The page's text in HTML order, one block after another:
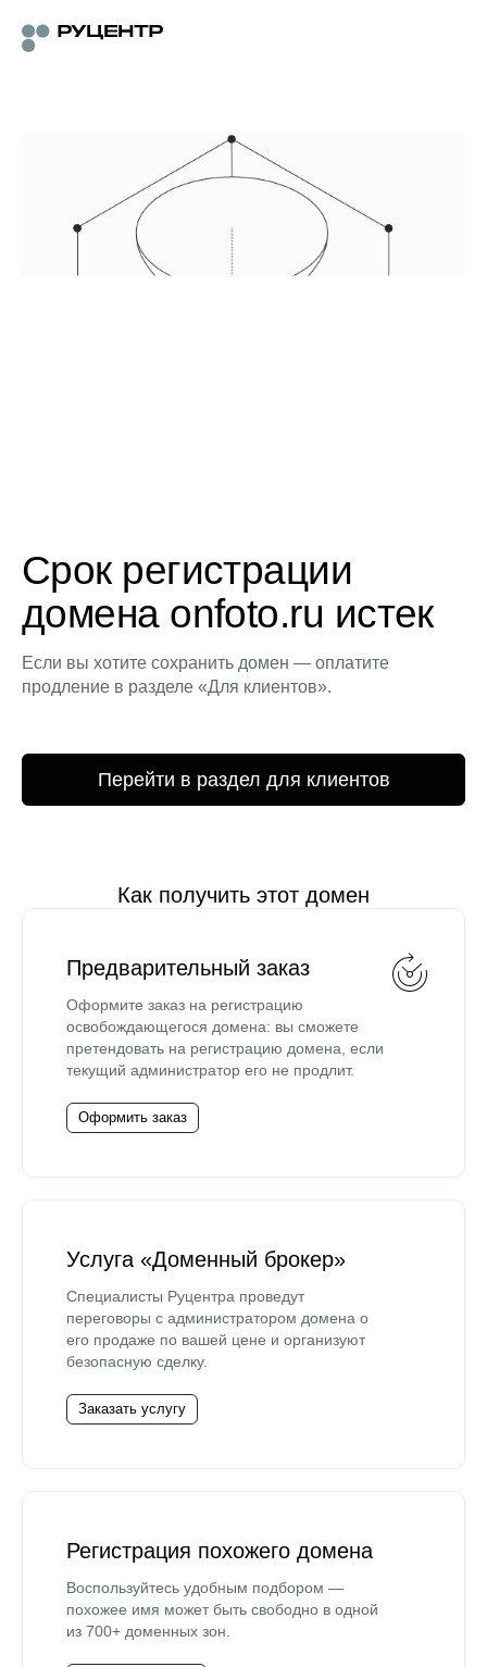
Срок регистрации
домена onfoto.ru истек
Если вы хотите сохранить домен — оплатите
продление в разделе «Для клиентов».
Перейти в раздел для клиентов
Как получить этот домен
Предварительный заказ
Оформите заказ на регистрацию
освобождающегося домена: вы сможете
претендовать на регистрацию домена, если
текущий администратор его не продлит.
Оформить заказ
Услуга «Доменный брокер»
Специалисты Руцентра проведут
переговоры с администратором домена о
его продаже по вашей цене и организуют
безопасную сделку.
Заказать услугу
Регистрация похожего домена
Воспользуйтесь удобным подбором —
похожее имя может быть свободно в одной
из 700+ доменных зон.